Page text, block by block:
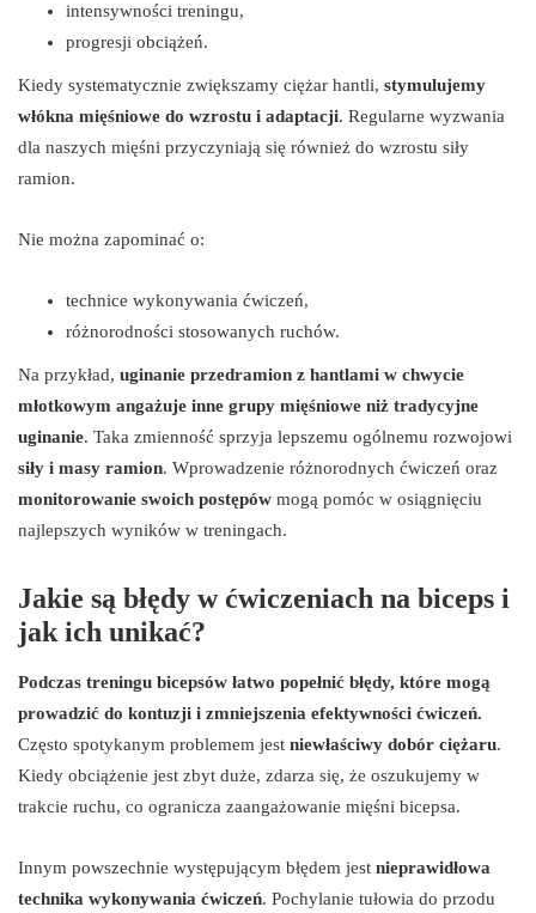
intensywności treningu,
progresji obciążeń.
Kiedy systematycznie zwiększamy ciężar hantli, stymulujemy
włókna mięśniowe do wzrostu i adaptacji. Regularne wyzwania
dla naszych mięśni przyczyniają się również do wzrostu siły
ramion.
Nie można zapominać o:
technice wykonywania ćwiczeń,
różnorodności stosowanych ruchów.
Na przykład, uginanie przedramion z hantlami w chwycie
młotkowym angażuje inne grupy mięśniowe niż tradycyjne
uginanie. Taka zmienność sprzyja lepszemu ogólnemu rozwojowi
siły i masy ramion. Wprowadzenie różnorodnych ćwiczeń oraz
monitorowanie swoich postępów mogą pomóc w osiągnięciu
najlepszych wyników w treningach.
Jakie są błędy w ćwiczeniach na biceps i
jak ich unikać?
Podczas treningu bicepsów łatwo popełnić błędy, które mogą
prowadzić do kontuzji i zmniejszenia efektywności ćwiczeń.
Często spotykanym problemem jest niewłaściwy dobór ciężaru.
Kiedy obciążenie jest zbyt duże, zdarza się, że oszukujemy w
trakcie ruchu, co ogranicza zaangażowanie mięśni bicepsa.
Innym powszechnie występującym błędem jest nieprawidłowa
technika wykonywania ćwiczeń. Pochylanie tułowia do przodu